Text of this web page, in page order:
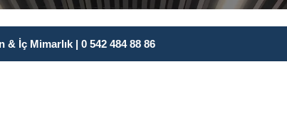
İç Mimarlık | 0 542 484 88 86